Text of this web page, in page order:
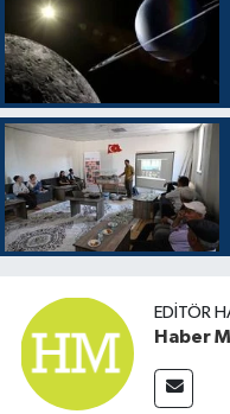
EDITÖR
Haber